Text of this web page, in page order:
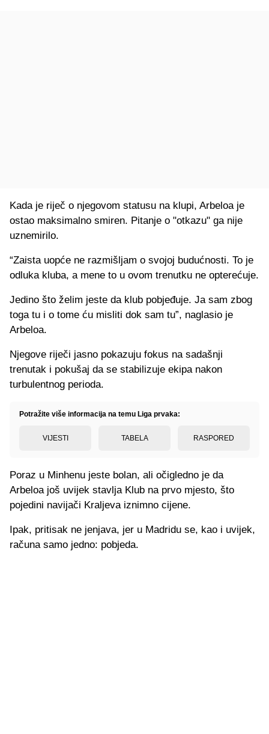
Kada je riječ o njegovom statusu na klupi, Arbeloa je
ostao maksimalno smiren. Pitanje o "otkazu" ga nije
uznemirilo.
“Zaista uopće ne razmišljam o svojoj budućnosti. To je
odluka kluba, a mene to u ovom trenutku ne opterećuje.
Jedino što želim jeste da klub pobjeđuje. Ja sam zbog
toga tu i o tome ću misliti dok sam tu”, naglasio je
Arbeloa.
Njegove riječi jasno pokazuju fokus na sadašnji
trenutak i pokušaj da se stabilizuje ekipa nakon
turbulentnog perioda.
Potražite više informacija na temu Liga prvaka:
VIJESTI TABELA RASPORED
Poraz u Minhenu jeste bolan, ali očigledno je da
Arbeloa još uvijek stavlja Klub na prvo mjesto, što
pojedini navijači Kraljeva iznimno cijene.
Ipak, pritisak ne jenjava, jer u Madridu se, kao i uvijek,
računa samo jedno: pobjeda.